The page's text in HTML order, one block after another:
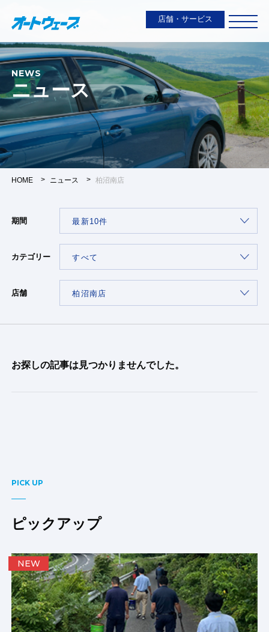
店舗・サービス
NEWS
ニュース
HOME ニュース 柏沼南店
期間
カテゴリー
店舗
お探しの記事は見つかりませんでした。
PICK UP
ピックアップ
NEW